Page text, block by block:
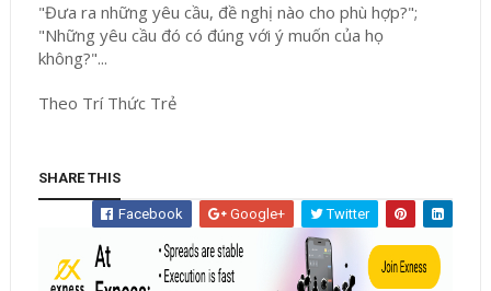
"Đưa ra những yêu cầu, đề nghị nào cho phù hợp?";
"Những yêu cầu đó có đúng với ý muốn của họ
không?"...
Theo Trí Thức Trẻ
SHARE THIS
Facebook Google+ Twitter